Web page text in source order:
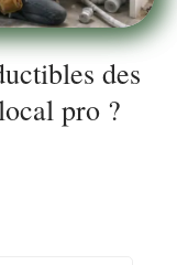
des
pro ?